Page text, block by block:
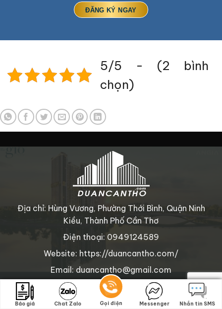
5/5 - (2 bình
chọn)
Địa chỉ: Hùng Vương, Phường Thới Bình, Quận Ninh
Kiều, Thành Phố Cần Thơ
Điện thoại: 0949124589
Website: https://duancantho.com/
Email: duancantho@gmail.com
Copyright © 2025 duancantho.com . All rights reserved.
Báo giá Chat Zalo Gọi điện Messenger Nhắn tin SMS
Báo giá Chat Zalo Gọi điện Messenger Nhắn tin SMS